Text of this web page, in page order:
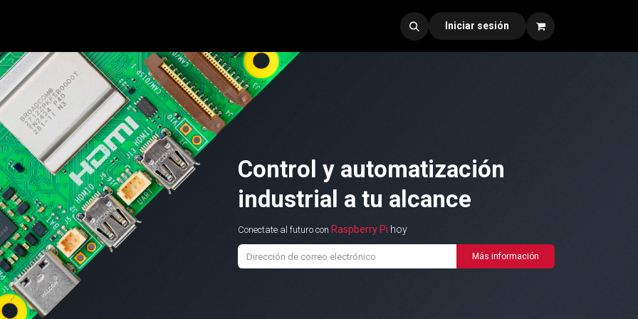
Iniciar sesión
Control y automatización
industrial a tu alcance
Conectate al futuro con Raspberry Pi hoy
Más información